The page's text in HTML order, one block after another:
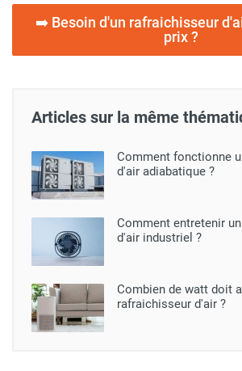
➡️ Besoin d'un rafraichisseur
prix ?
Articles sur la même
Comment fonctionne
d'air adiabatique ?
Comment entretenir
d'air industriel ?
Combien de watt doit
rafraichisseur d'air ?